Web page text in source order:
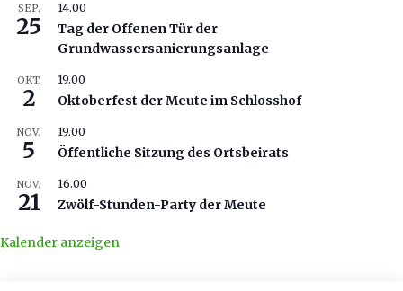
SEP.
25
14.00
Tag der Offenen Tür der
Grundwassersanierungsanlage
OKT.
2
19.00
Oktoberfest der Meute im Schlosshof
NOV.
5
19.00
Öffentliche Sitzung des Ortsbeirats
NOV.
21
16.00
Zwölf-Stunden-Party der Meute
Kalender anzeigen